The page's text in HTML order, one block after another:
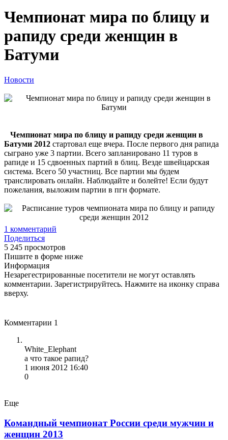
Чемпионат мира по блицу и
рапиду среди женщин в
Батуми
Новости
Чемпионат мира по блицу и рапиду среди женщин в
Батуми 2012 стартовал еще вчера. После первого дня рапида
сыграно уже 3 партии. Всего запланировано 11 туров в
рапиде и 15 сдвоенных партий в блиц. Везде швейцарская
система. Всего 50 участниц. Все партии мы будем
транслировать онлайн. Наблюдайте и болейте! Если будут
пожелания, выложим партии в пгн формате.
1 комментарий
Поделиться
5 245 просмотров
Пишите в форме ниже
Информация
Незарегестрированные посетители не могут оставлять
комментарии. Зарегистрируйтесь. Нажмите на иконку справа
вверху.
Комментарии 1
White_Elephant
а что такое рапид?
1 июня 2012 16:40
0
Еще
Командный чемпионат России среди мужчин и
женщин 2013